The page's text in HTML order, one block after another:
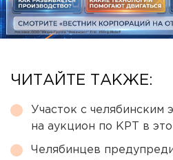
ЧИТАЙТЕ ТАКЖЕ:
Участок с челябинским
на аукцион по КРТ в
Челябинцев